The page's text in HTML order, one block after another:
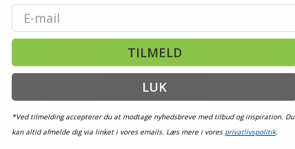
Email
TILMELD
LUK
*Ved tilmelding accepterer du at modtage nyhedsbreve med tilbud og inspiration. Du
kan altid afmelde dig via linket i vores emails. Læs mere i vores privatlivspolitik.